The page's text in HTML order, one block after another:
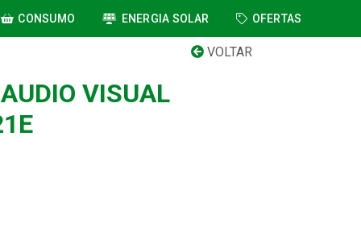
CONSUMO ENERGIA SOLAR OFERTAS
VOLTAR
VISUAL